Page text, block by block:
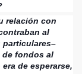
relación con
al
particulares–
de fondos al
de esperarse,